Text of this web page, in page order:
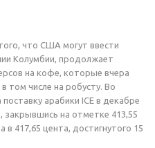
что США могут ввести
Колумбии, продолжает
на кофе, которые вчера
том числе на робусту. Во
арабики ICE в декабре
закрывшись на отметке 413,55
417,65 цента, достигнутого 15